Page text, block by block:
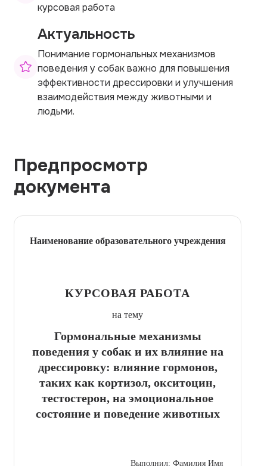
курсовая работа
Актуальность
Понимание гормональных механизмов
поведения у собак важно для повышения
эффективности дрессировки и улучшения
взаимодействия между животными и
людьми.
Предпросмотр
документа
Наименование образовательного учреждения
КУРСОВАЯ РАБОТА
на тему
Гормональные механизмы
поведения у собак и их влияние на
дрессировку: влияние гормонов,
таких как кортизол, окситоцин,
тестостерон, на эмоциональное
состояние и поведение животных
Выполнил: Фамилия Имя